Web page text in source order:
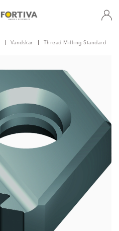
Vändskär Thread Milling Standard